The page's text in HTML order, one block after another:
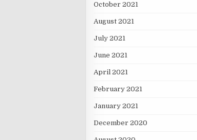
October 2021
August 2021
July 2021
June 2021
April 2021
February 2021
January 2021
December 2020